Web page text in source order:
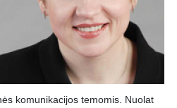
komunikacijos temomis. Nuolat